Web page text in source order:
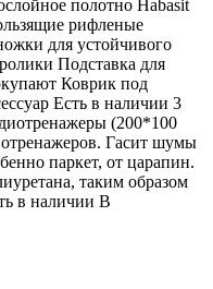
полотно Habasit
рифленые
для устойчивого
Подставка для
Коврик под
Есть в наличии 3
(200*100
Гасит шумы
паркет, от царапин.
таким образом
в наличии В